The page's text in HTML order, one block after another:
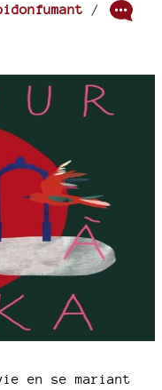
/
en se mariant